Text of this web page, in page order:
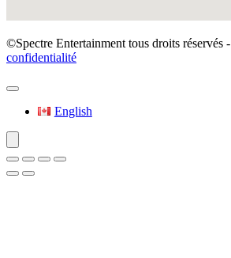
©Spectre Entertainment tous droits réservés -
confidentialité
English